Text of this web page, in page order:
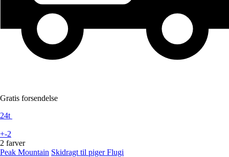
Gratis forsendelse
24t
+-2
2 farver
Peak Mountain Skidragt til piger Flugi